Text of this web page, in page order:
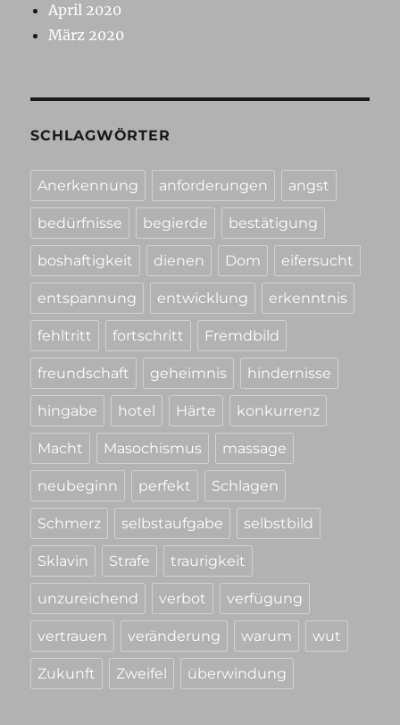
April 2020
März 2020
SCHLAGWÖRTER
Anerkennung anforderungen angst
bedürfnisse begierde bestätigung
boshaftigkeit dienen Dom eifersucht
entspannung entwicklung erkenntnis
fehltritt fortschritt Fremdbild
freundschaft geheimnis hindernisse
hingabe hotel Härte konkurrenz
Macht Masochismus massage
neubeginn perfekt Schlagen
Schmerz selbstaufgabe selbstbild
Sklavin Strafe traurigkeit
unzureichend verbot verfügung
vertrauen veränderung warum wut
Zukunft Zweifel überwindung